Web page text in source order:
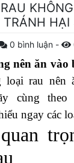
TRÁNH HẠI
0 bình luận -
nên ăn vào
rau nên
cùng theo
ngay các